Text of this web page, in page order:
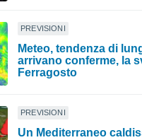
PREVISIONI
Meteo, tendenza di
arrivano conferme, la
Ferragosto
PREVISIONI
Un Mediterraneo